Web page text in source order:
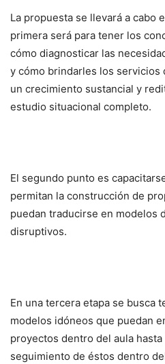
La propuesta se llevará a cabo
primera será para tener los
cómo diagnosticar las
y cómo brindarles los servicios
un crecimiento sustancial y
estudio situacional completo.
El segundo punto es
permitan la construcción de
puedan traducirse en modelos
disruptivos.
En una tercera etapa se busca
modelos idóneos que puedan
proyectos dentro del aula
seguimiento de éstos dentro